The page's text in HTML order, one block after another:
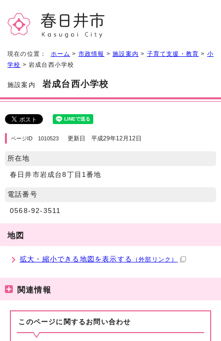
現在の位置： ホーム > 市政情報 >施設案内 > 子育て支援・教育 > 小
学校 > 岩成台西小学校
施設案内 岩成台西小学校
ページID 1010523 更新日 平成29年12月12日
所在地
春日井市岩成台8丁目1番地
電話番号
0568-92-3511
地図
拡大・縮小できる地図を表示する （外部リンク）
関連情報
このページに関する お問い合わせ